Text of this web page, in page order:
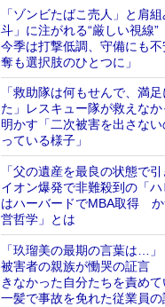
「ゾンビたばこ売人」と肩
斗」に注がれる“厳しい視線
今季は打撃低調、守備にも
奪も選択肢のひとつに」
「救助隊は何もせんで、満
た」レスキュー隊が救えな
明かす「二次被害を出さな
っている様子」
「父の遺産を最良の状態で
イオン爆発で非難殺到の「
はハーバードでMBA取得
営哲学」とは
「玖瑠美の最期の言葉は…
被害者の親族が慟哭の証言
きなかった自分たちを責め
一髪で事故を免れた従業員の